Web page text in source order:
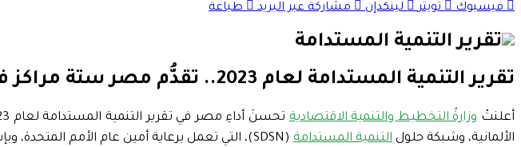
فيسبوك تويتر لينكدإن مشاركة عبر البريد طباعة
تقرير التنمية المستدامة لعام 2023.. تقدُّم مصر ستة مراكز في مؤشر أهداف التنمية المستدامة
أعلنتْ وزارةُ التخطيط والتنمية الاقتصادية
الألمانية، وشبكة حلول التنمية المستدامة (SDSN)، التي تعمل برعاية أمين عام الأمم المتحدة، وبإشراف خبير التنمية المستدامة الدكتور “جيفري ساكس”.